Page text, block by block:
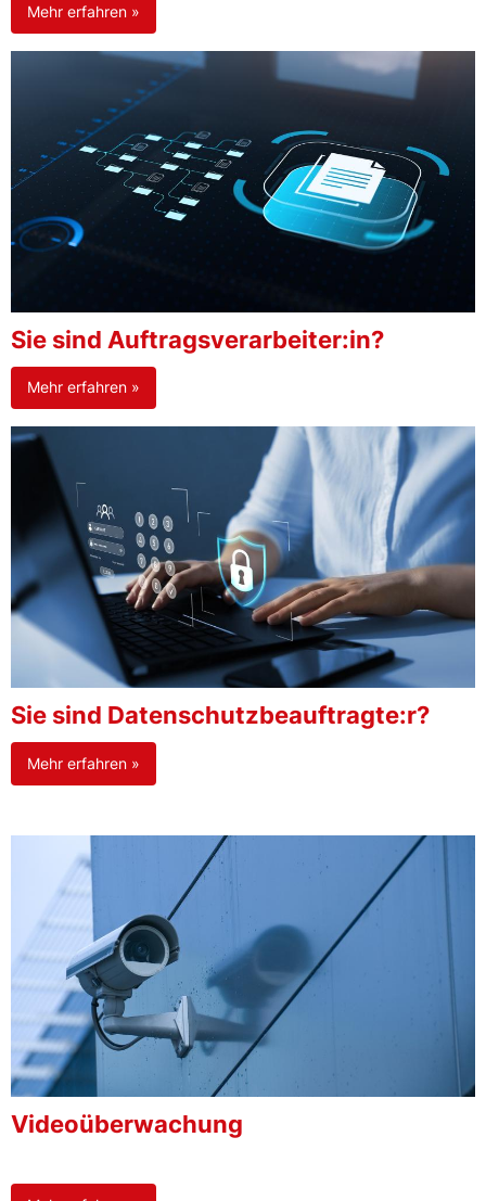
Mehr erfahren »
Sie sind Auftragsverarbeiter:in?
Mehr erfahren »
Sie sind Datenschutzbeauftragte:r?
Mehr erfahren »
Videoüberwachung